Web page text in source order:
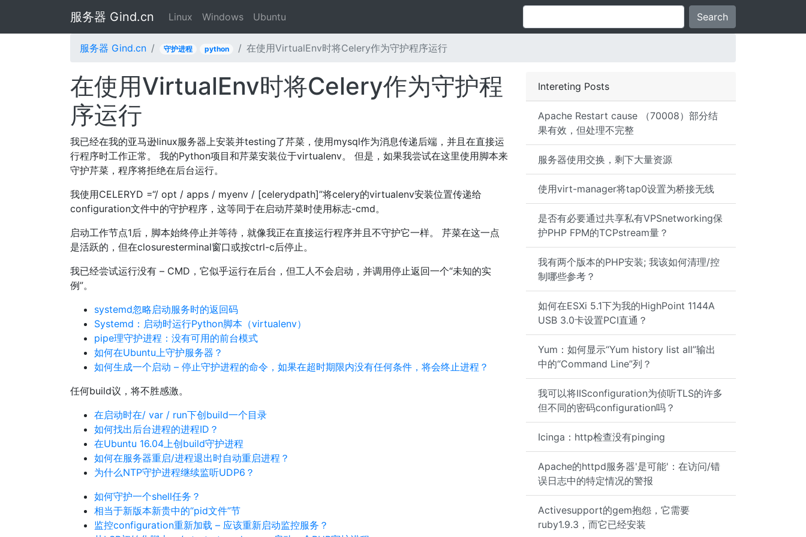
服务器 Gind.cn Linux Windows Ubuntu Search
服务器 Gind.cn 守护进程 python 在使用VirtualEnv时将Celery作为守护程序运行
Intereting Posts
Apache Restart cause （70008）部分结
果有效，但处理不完整
服务器使用交换，剩下大量资源
使用virt-manager将tap0设置为桥接无线
是否有必要通过共享私有VPSnetworking保
护PHP FPM的TCPstream量？
我有两个版本的PHP安装; 我该如何清理/控
制哪些参考？
如何在ESXi 5.1下为我的HighPoint 1144A
USB 3.0卡设置PCI直通？
Yum：如何显示“Yum history list all”输出
中的“Command Line”列？
我可以将IISconfiguration为侦听TLS的许多
但不同的密码configuration吗？
Icinga：http检查没有pinging
Apache的httpd服务器'是可能'：在访问/错
误日志中的特定情况的警报
Activesupport的gem抱怨，它需要
ruby1.9.3，而它已经安装
在使用VirtualEnv时将Celery作为守护程
序运行
我已经在我的亚马逊linux服务器上安装并testing了芹菜，使用mysql作为消息传递后端，并且在直接运
行程序时工作正常。 我的Python项目和芹菜安装位于virtualenv。 但是，如果我尝试在这里使用脚本来
守护芹菜，程序将拒绝在后台运行。
我使用CELERYD =“/ opt / apps / myenv / [celerydpath]”将celery的virtualenv安装位置传递给
configuration文件中的守护程序，这等同于在启动芹菜时使用标志-cmd。
启动工作节点1后，脚本始终停止并等待，就像我正在直接运行程序并且不守护它一样。 芹菜在这一点
是活跃的，但在closuresterminal窗口或按ctrl-c后停止。
我已经尝试运行没有 – CMD，它似乎运行在后台，但工人不会启动，并调用停止返回一个“未知的实
例”。
systemd忽略启动服务时的返回码
Systemd：启动时运行Python脚本（virtualenv）
pipe理守护进程：没有可用的前台模式
如何在Ubuntu上守护服务器？
如何生成一个启动 – 停止守护进程的命令，如果在超时期限内没有任何条件，将会终止进程？
任何build议，将不胜感激。
在启动时在/ var / run下创build一个目录
如何找出后台进程的进程ID？
在Ubuntu 16.04上创build守护进程
如何在服务器重启/进程退出时自动重启进程？
为什么NTP守护进程继续监听UDP6？
如何守护一个shell任务？
相当于新版本新贵中的“pid文件”节
监控configuration重新加载 – 应该重新启动监控服务？